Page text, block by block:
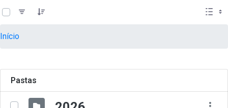
Pular para o Conteúdo principal
teste descricao
Início
Pastas